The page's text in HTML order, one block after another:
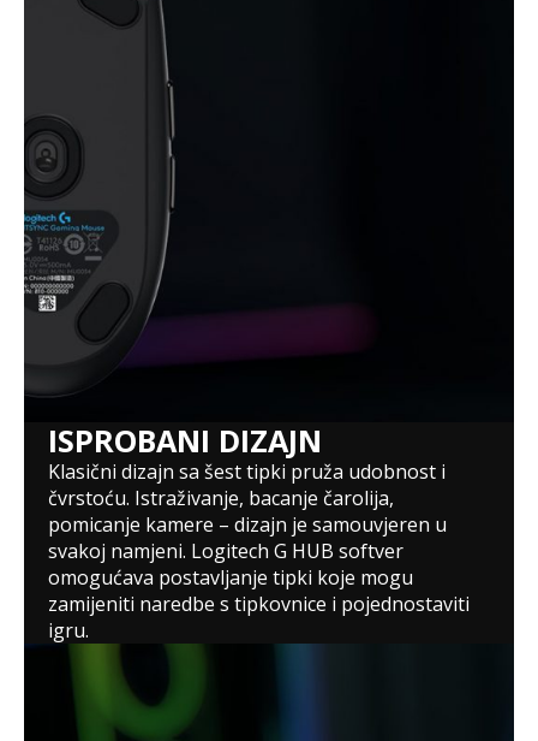
ISPROBANI DIZAJN
Klasični dizajn sa šest tipki pruža udobnost i
čvrstoću. Istraživanje, bacanje čarolija,
pomicanje kamere – dizajn je samouvjeren u
svakoj namjeni. Logitech G HUB softver
omogućava postavljanje tipki koje mogu
zamijeniti naredbe s tipkovnice i pojednostaviti
igru.